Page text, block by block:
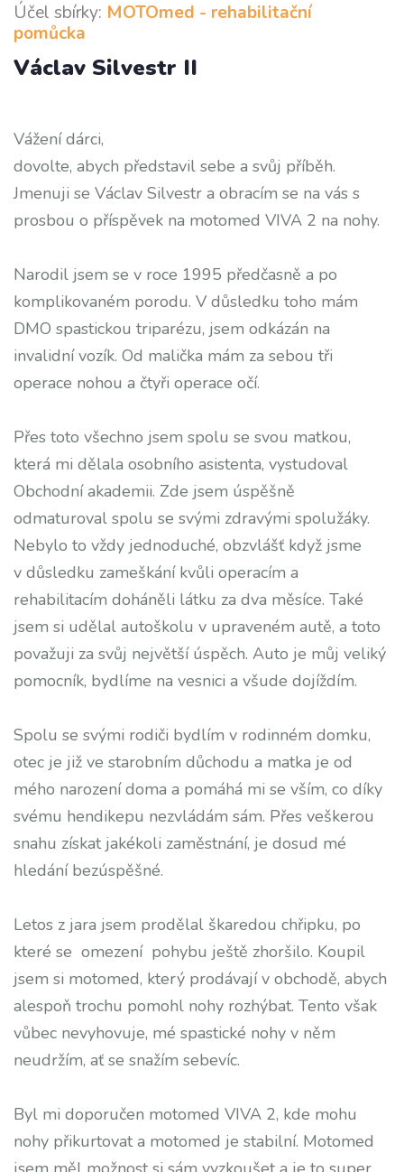
Účel sbírky: MOTOmed - rehabilitační
pomůcka
Václav Silvestr II
Vážení dárci,
dovolte, abych představil sebe a svůj příběh.
Jmenuji se Václav Silvestr a obracím se na vás s
prosbou o příspěvek na motomed VIVA 2 na nohy.
Narodil jsem se v roce 1995 předčasně a po
komplikovaném porodu. V důsledku toho mám
DMO spastickou triparézu, jsem odkázán na
invalidní vozík. Od malička mám za sebou tři
operace nohou a čtyři operace očí.
Přes toto všechno jsem spolu se svou matkou,
která mi dělala osobního asistenta, vystudoval
Obchodní akademii. Zde jsem úspěšně
odmaturoval spolu se svými zdravými spolužáky.
Nebylo to vždy jednoduché, obzvlášť když jsme
v důsledku zameškání kvůli operacím a
rehabilitacím doháněli látku za dva měsíce. Také
jsem si udělal autoškolu v upraveném autě, a toto
považuji za svůj největší úspěch. Auto je můj veliký
pomocník, bydlíme na vesnici a všude dojíždím.
Spolu se svými rodiči bydlím v rodinném domku,
otec je již ve starobním důchodu a matka je od
mého narození doma a pomáhá mi se vším, co díky
svému hendikepu nezvládám sám. Přes veškerou
snahu získat jakékoli zaměstnání, je dosud mé
hledání bezúspěšné.
Letos z jara jsem prodělal škaredou chřipku, po
které se omezení pohybu ještě zhoršilo. Koupil
jsem si motomed, který prodávají v obchodě, abych
alespoň trochu pomohl nohy rozhýbat. Tento však
vůbec nevyhovuje, mé spastické nohy v něm
neudržím, ať se snažím sebevíc.
Byl mi doporučen motomed VIVA 2, kde mohu
nohy přikurtovat a motomed je stabilní. Motomed